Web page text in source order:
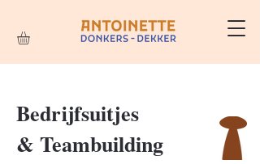
Bedrijfsuitjes
& Teambuilding